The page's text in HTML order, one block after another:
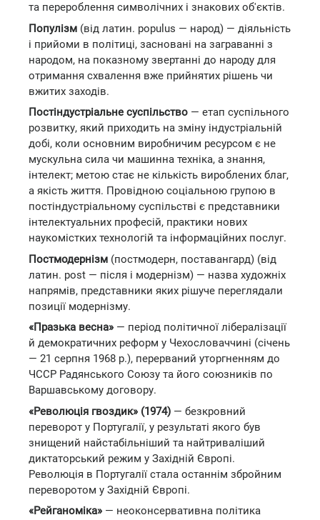
та перероблення символічних і знакових об'єктів.
Популізм (від латин. populus — народ) — діяльність
і прийоми в політиці, засновані на заграванні з
народом, на показному звертанні до народу для
отримання схвалення вже прийнятих рішень чи
вжитих заходів.
Постіндустріальне суспільство — етап суспільного
розвитку, який приходить на зміну індустріальній
добі, коли основним виробничим ресурсом є не
мускульна сила чи машинна техніка, а знання,
інтелект; метою стає не кількість вироблених благ,
а якість життя. Провідною соціальною групою в
постіндустріальному суспільстві є представники
інтелектуальних професій, практики нових
наукомістких технологій та інформаційних послуг.
Постмодернізм (постмодерн, поставангард) (від
латин. post — після і модернізм) — назва художніх
напрямів, представники яких рішуче переглядали
позиції модернізму.
«Празька весна» — період політичної лібералізації
й демократичних реформ у Чехословаччині (січень
— 21 серпня 1968 р.), перерваний уторгненням до
ЧССР Радянського Союзу та його союзників по
Варшавському договору.
«Революція гвоздик» (1974) — безкровний
переворот у Португалії, у результаті якого був
знищений найстабільніший та найтриваліший
диктаторський режим у Західній Європі.
Революція в Португалії стала останнім збройним
переворотом у Західній Європі.
«Рейганоміка» — неоконсервативна політика